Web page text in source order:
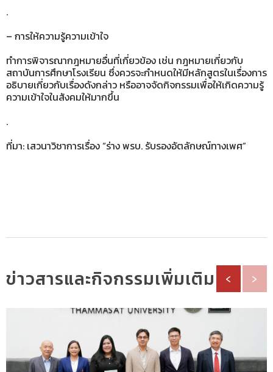
.
– การให้ความรู้ความเข้าใจ
ทำการพิจารณากฎหมายอื่นที่เกี่ยวข้อง เช่น กฎหมายเกี่ยวกับ
สถาบันการศึกษาโรงเรียน ซึ่งควรจะกำหนดให้มีหลักสูตรในเรื่องการ
อธิบายเกี่ยวกับเรื่องดังกล่าว หรืออาจจัดกิจกรรมเพื่อให้เกิดความรู้
ความเข้าใจในสังคมให้มากขึ้น
.
ที่มา: เสวนาวิชาการเรื่อง “ร่าง พรบ. รับรองอัตลักษณ์ทางเพศ”
ข่าวสารและกิจกรรมเพิ่มเติม ‹ ›